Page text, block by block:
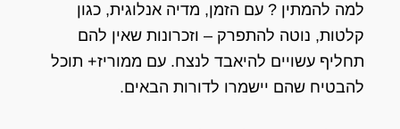
למה להמתין ? עם הזמן, מדיה אנלוגית, כגון
קלטות, נוטה להתפרק – וזכרונות שאין להם
תחליף עשויים להיאבד לנצח. עם ממוריז+ תוכל
להבטיח שהם יישמרו לדורות הבאים.